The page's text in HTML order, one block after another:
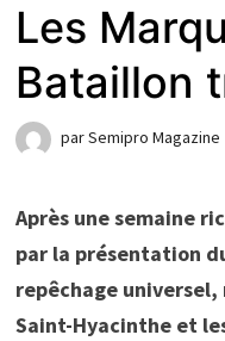
Les
Bataillon
parSemipro Magazine
Après une semaine
par la présentation
repêchage
Saint-Hyacinthe et